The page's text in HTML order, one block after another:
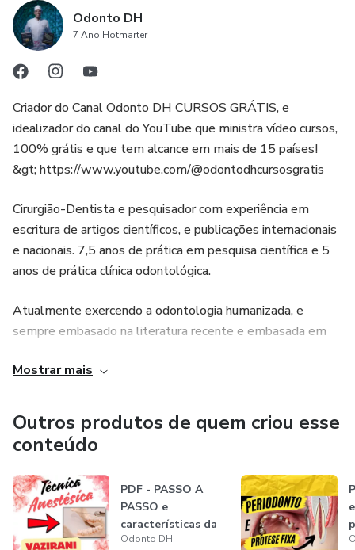
Odonto DH
7 Ano Hotmarter
Criador do Canal Odonto DH CURSOS GRÁTIS, e
idealizador do canal do YouTube que ministra vídeo cursos,
100% grátis e que tem alcance em mais de 15 países!
&gt; https://www.youtube.com/@odontodhcursosgratis
Cirurgião-Dentista e pesquisador com experiência em
escritura de artigos científicos, e publicações internacionais
e nacionais. 7,5 anos de prática em pesquisa científica e 5
anos de prática clínica odontológica.
Atualmente exercendo a odontologia humanizada, e
sempre embasado na literatura recente e embasada em
área odontológica nas mais diversas especialidades.
http://lattes.cnpq.br/5817486563279089 &gt; Currículo
lattes do autor.
Mostrar mais
Outros produtos de quem criou esse
conteúdo
PDF - PASSO A
PASSO e
características da
TÉCNICA
Odonto DH